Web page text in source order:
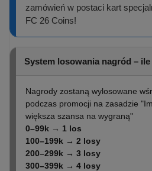
zamówień w postaci kart
FC 26 Coins!
System losowania nagród –
Nagrody zostaną wylosowane
podczas promocji na zasadzie
większa szansa na wygraną"
0–99k → 1 los
100–199k → 2 losy
200–299k → 3 losy
300–399k → 4 losy